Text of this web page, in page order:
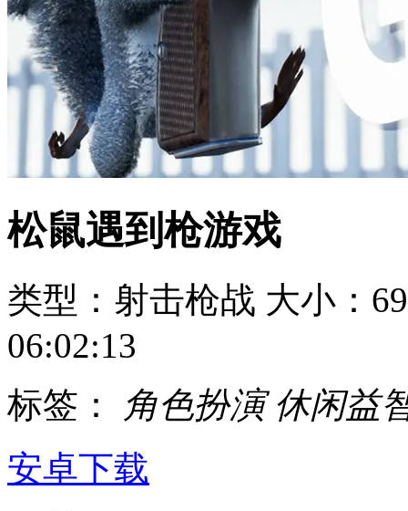
松鼠遇到枪游戏
类型：射击枪战 大小：
06:02:13
标签：
角色扮演 休闲益
安卓下载